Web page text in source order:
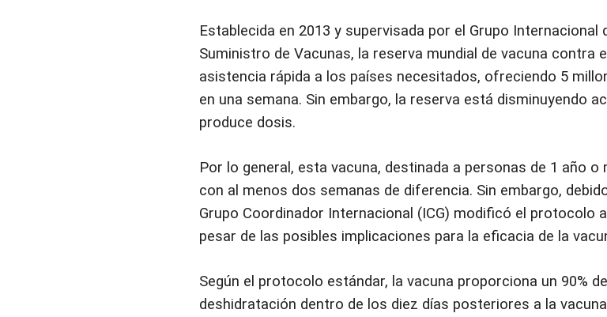
Establecida en 2013 y supervisada por el Grupo Internacional
Suministro de Vacunas, la reserva mundial de vacuna contra
asistencia rápida a los países necesitados, ofreciendo 5
en una semana. Sin embargo, la reserva está disminuyendo
produce dosis.
Por lo general, esta vacuna, destinada a personas de 1 año
con al menos dos semanas de diferencia. Sin embargo,
Grupo Coordinador Internacional (ICG) modificó el protocolo
pesar de las posibles implicaciones para la eficacia de la
Según el protocolo estándar, la vacuna proporciona un 90%
deshidratación dentro de los diez días posteriores a la